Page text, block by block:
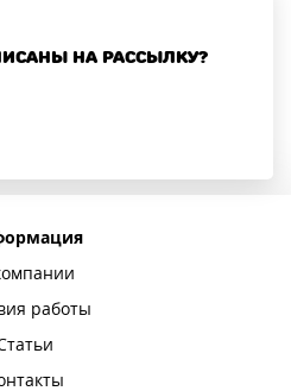
на рассылку?
работы